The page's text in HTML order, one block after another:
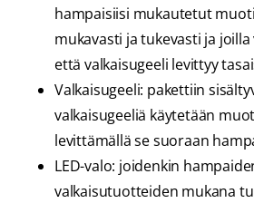
hampaisiisi mukautetut
mukavasti ja tukevasti ja
että valkaisugeeli levittyy
Valkaisugeeli: pakettiin
valkaisugeeliä käytetään
levittämällä se suoraan
LED-valo: joidenkin
valkaisutuotteiden mukana